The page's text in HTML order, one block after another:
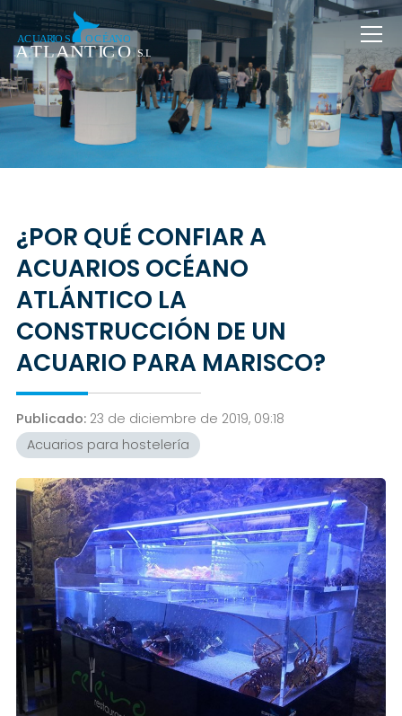
¿POR QUÉ CONFIAR A
ACUARIOS OCÉANO
ATLÁNTICO LA
CONSTRUCCIÓN DE UN
ACUARIO PARA MARISCO?
Publicado: 23 de diciembre de 2019, 09:18
Acuarios para hostelería